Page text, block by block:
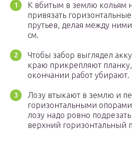
К вбитым в землю кольям
привязать
прутьев, делая между
см.
Чтобы забор выглядел
краю прикрепляют
окончании работ убирают.
Лозу втыкают в землю и
горизонтальными
лозу надо ровно
верхний горизонтальный